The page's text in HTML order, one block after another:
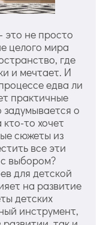
это не просто
целого мира
где
и мечтает. И
едва ли
практичные
о
то хочет
сюжеты из
все эти
выбором?
для детской
на развитие
детских
инструмент,